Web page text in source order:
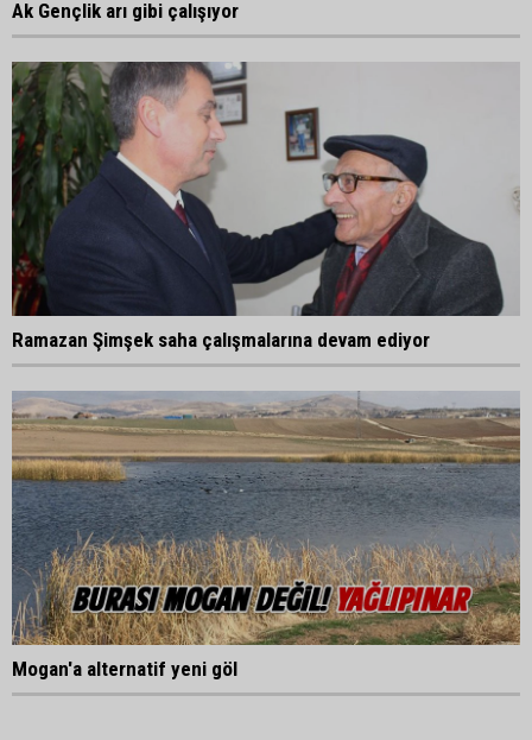
Ak Gençlik arı gibi çalışıyor
Ramazan Şimşek saha çalışmalarına devam ediyor
Mogan'a alternatif yeni göl